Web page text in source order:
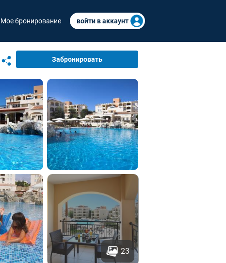
Мое бронирование войти в аккаунт
Забронировать
23